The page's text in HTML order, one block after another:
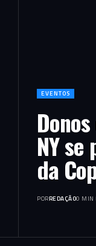
EVENTOS
NY
da
PORREDAÇÃO0 MIN